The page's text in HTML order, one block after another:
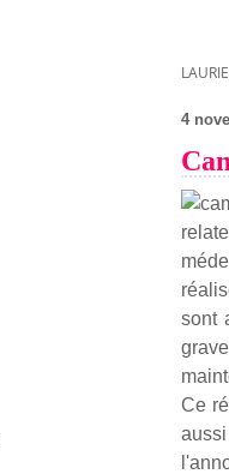
4
sont
Ce